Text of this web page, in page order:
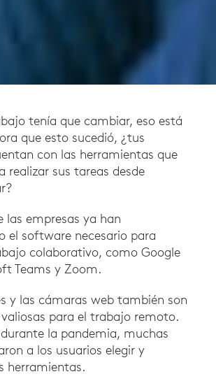
tenía que cambiar, eso está
que esto sucedió, ¿tus
con las herramientas que
realizar sus tareas desde
las empresas ya han
el software necesario para
colaborativo, como Google
Teams y Zoom.
y las cámaras web también son
para el trabajo remoto.
la pandemia, muchas
a los usuarios elegir y
herramientas.